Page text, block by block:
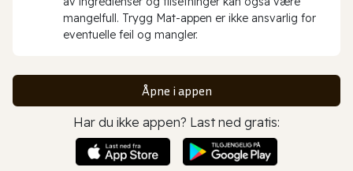
mangelfull. Trygg Mat-appen er ikke ansvarlig for
eventuelle feil og mangler.
Åpne i appen
Har du ikke appen? Last ned gratis: